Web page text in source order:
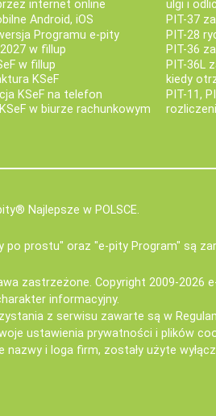
internet online
Android, iOS
Programu e-pity
w fillup
w fillup
KSeF
KSeF na telefon
w biurze rachunkowym
ulgi i
PIT-37
PIT-28
PIT-36
PIT-36L
kiedy
PIT-11,
Najlepsze w POLSCE.
po prostu" oraz "e-pity Program" są
zastrzeżone. Copyright 2009-2026
informacyjny.
z serwisu zawarte są w
ustawienia prywatności i plików
nazwy i loga firm, zostały użyte